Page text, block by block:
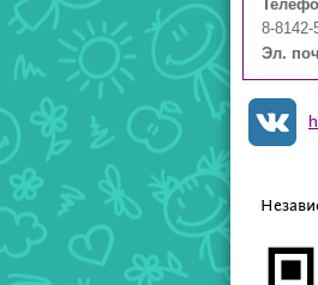
8-8142-
Эл.